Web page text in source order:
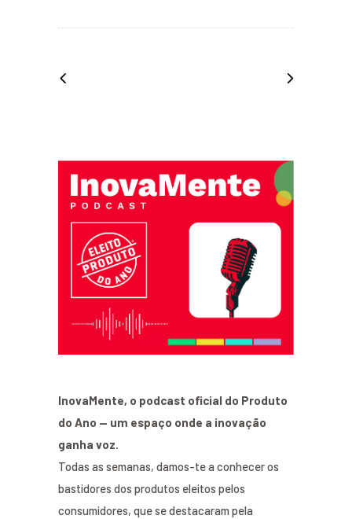
InovaMente, o podcast oficial do Produto
do Ano — um espaço onde a inovação
ganha voz.
Todas as semanas, damos-te a conhecer os
bastidores dos produtos eleitos pelos
consumidores, que se destacaram pela